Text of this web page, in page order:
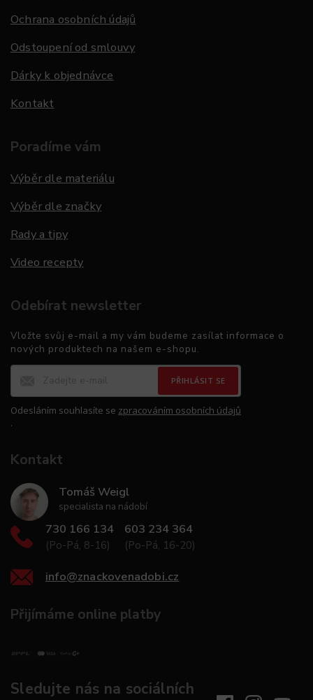
Ochrana osobních údajů
Odstoupení od smlouvy
Dárky k objednávce
Kontakt
Poradíme vám
Výběr dle materiálu
Výběr dle značky
Rady a tipy
Video recepty
Odebírat newsletter
Vložte svůj e-mail a my vám budeme zasílat informace o
nových produktech na našem e-shopu.
PŘIHLÁSIT SE
Odesláním souhlasíte se zpracováním osobních údajů
.
Kontakt
Tomáš Weigl
specialista na nádobí
730 166 134
(Po-Pá, 8-16)
603 234 364
(Po-Pá, 16-20)
info@znackovenadobi.cz
Přijímáme online platby
Sledujte nás na sociálních